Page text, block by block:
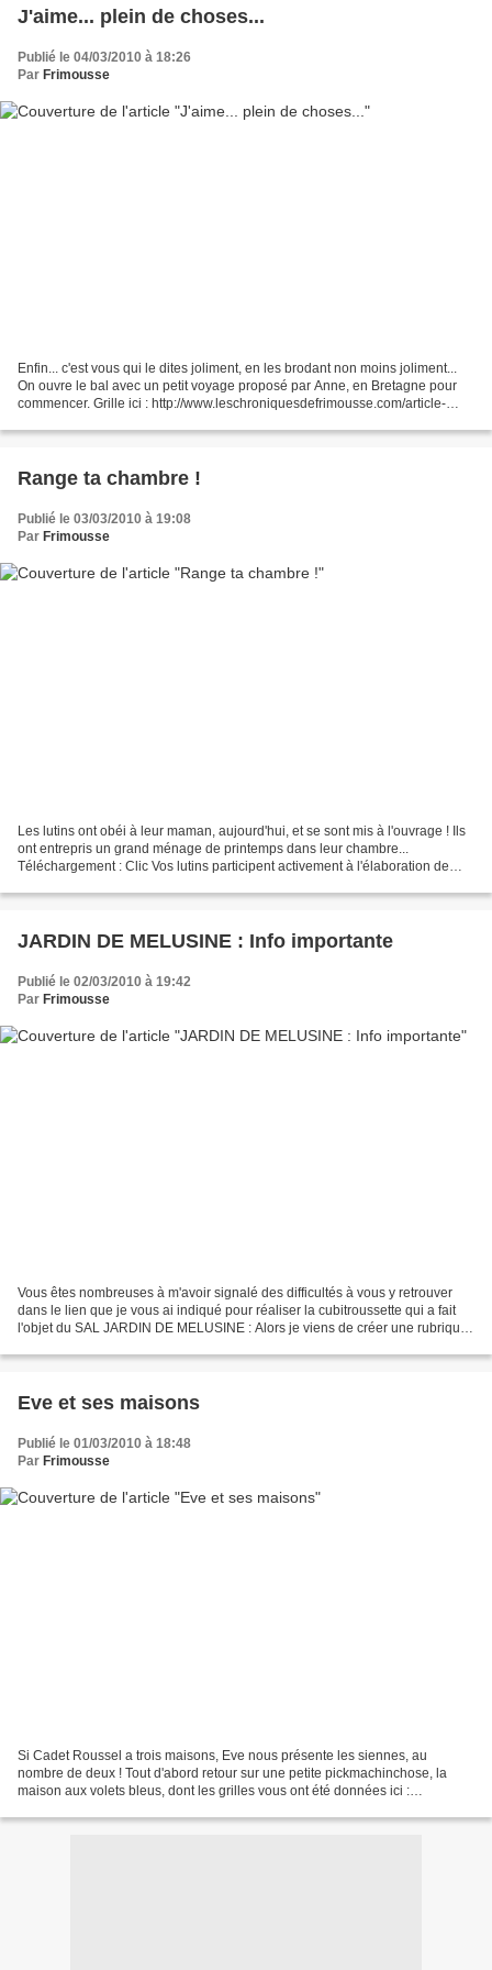
J'aime... plein de choses...
Publié le 04/03/2010 à 18:26
Par Frimousse
Enfin... c'est vous qui le dites joliment, en les brodant non moins joliment...
On ouvre le bal avec un petit voyage proposé par Anne, en Bretagne pour
commencer. Grille ici : http://www.leschroniquesdefrimousse.com/article-
Range ta chambre !
Publié le 03/03/2010 à 19:08
Par Frimousse
Les lutins ont obéi à leur maman, aujourd'hui, et se sont mis à l'ouvrage ! Ils
ont entrepris un grand ménage de printemps dans leur chambre...
Téléchargement : Clic Vos lutins participent activement à l'élaboration de
JARDIN DE MELUSINE : Info importante
Publié le 02/03/2010 à 19:42
Par Frimousse
Vous êtes nombreuses à m'avoir signalé des difficultés à vous y retrouver
dans le lien que je vous ai indiqué pour réaliser la cubitroussette qui a fait
l'objet du SAL JARDIN DE MELUSINE : Alors je viens de créer une rubrique
Eve et ses maisons
Publié le 01/03/2010 à 18:48
Par Frimousse
Si Cadet Roussel a trois maisons, Eve nous présente les siennes, au
nombre de deux ! Tout d'abord retour sur une petite pickmachinchose, la
maison aux volets bleus, dont les grilles vous ont été données ici :